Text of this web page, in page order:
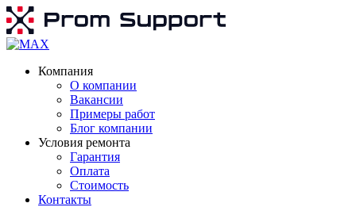
Компания
О компании
Вакансии
Примеры работ
Блог компании
Условия ремонта
Гарантия
Оплата
Стоимость
Контакты